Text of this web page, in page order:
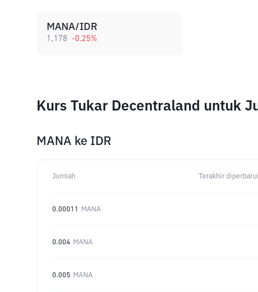
MANA/IDR
1,178 -0.25%
Kurs Tukar Decentraland untuk
MANA ke IDR
Jumlah Terakhir
0.00011 MANA
0.004 MANA
0.005 MANA